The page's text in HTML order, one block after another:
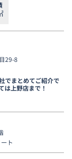
29-8
でまとめてご紹介で
は上野店まで！
ト